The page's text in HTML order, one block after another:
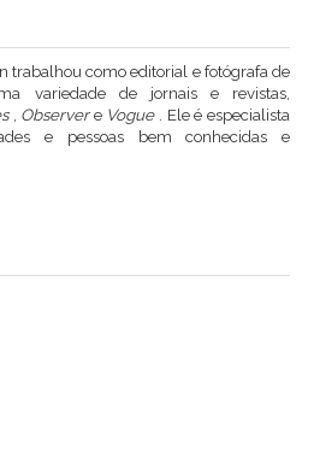
trabalhou como editorial e fotógrafa de
variedade de jornais e revistas,
, Observere Vogue. Ele é especialista
e pessoas bem conhecidas e